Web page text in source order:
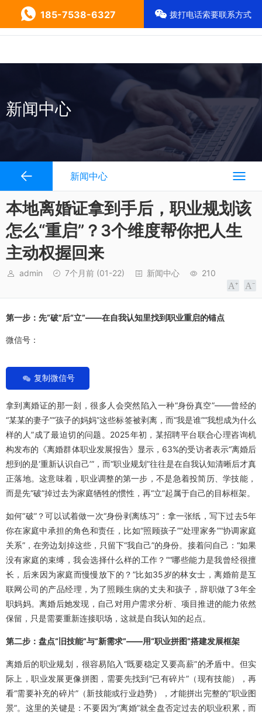
新闻中心
新闻中心
本地离婚证拿到手后，职业规划该
怎么“重启”？3个维度帮你把人生
主动权握回来
admin 7个月前 (01-22) 新闻中心 210
第一步：先“破”后“立”——在自我认知里找到职业重启的锚点
微信号：
复制微信号
拿到离婚证的那一刻，很多人会突然陷入一种“身份真空”——曾经的
“某某的妻子”“孩子的妈妈”这些标签被剥离，而“我是谁”“我想成为什么
样的人”成了最迫切的问题。2025年初，某招聘平台联合心理咨询机
构发布的《离婚群体职业发展报告》显示，63%的受访者表示“离婚后
想到的是‘重新认识自己’”，而“职业规划”往往是在自我认知清晰后才真
正落地。这意味着，职业调整的第一步，不是急着投简历、学技能，
而是先“破”掉过去为家庭牺牲的惯性，再“立”起属于自己的目标框架。
如何“破”？可以试着做一次“身份剥离练习”：拿一张纸，写下过去5年
你在家庭中承担的角色和责任，比如“照顾孩子”“处理家务”“协调家庭
关系”，在旁边划掉这些，只留下“我自己”的身份。接着问自己：“如果
没有家庭的束缚，我会选择什么样的工作？”“哪些能力是我曾经很擅
长，后来因为家庭而慢慢放下的？”比如35岁的林女士，离婚前是互
联网公司的产品经理，为了照顾生病的丈夫和孩子，辞职做了3年全
职妈妈。离婚后她发现，自己对用户需求分析、项目推进的能力依然
保留，只是需要重新连接职场，这就是自我认知的起点。
第二步：盘点“旧技能”与“新需求”——用“职业拼图”搭建发展框架
离婚后的职业规划，很容易陷入“既要稳定又要高薪”的矛盾中。但实
际上，职业发展更像拼图，需要先找到“已有碎片”（现有技能），再
看“需要补充的碎片”（新技能或行业趋势），才能拼出完整的“职业图
景”。这里的关键是：不要因为“离婚”就全盘否定过去的职业积累，而
185-7538-6327 拨打电话索要联系方式